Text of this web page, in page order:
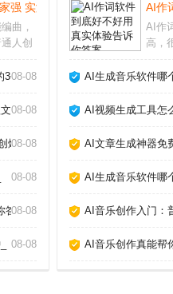
强 实测推荐_
曲，
人创
好
上层
个神器_
08-08
章_
08-08
爆款_
08-08
08-08
答案_
08-08
08-08
AI作
AI作
高，
的实
正打
AI生成音乐软件哪
AI视频生成工具怎
AI文章生成神器免
AI生成音乐软件哪
AI音乐创作入门：
AI音乐创作真能帮